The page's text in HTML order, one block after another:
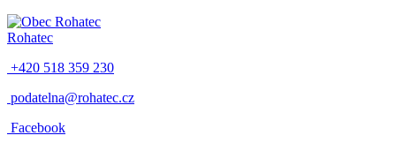
Rohatec
+420 518 359 230
podatelna@rohatec.cz
Facebook